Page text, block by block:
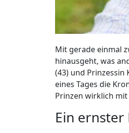
Mit gerade einmal
hinausgeht, was
(43) und Prinzessin
eines Tages die
Prinzen wirklich
Ein ernster